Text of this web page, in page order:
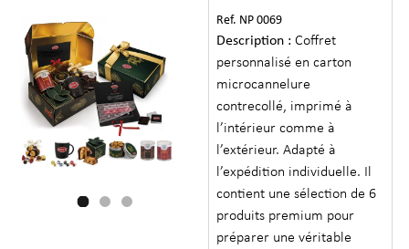
Ref. NP 0069
Description : Coffret
personnalisé en carton
microcannelure
contrecollé, imprimé à
l’intérieur comme à
l’extérieur. Adapté à
l’expédition individuelle. Il
contient une sélection de 6
produits premium pour
préparer une véritable